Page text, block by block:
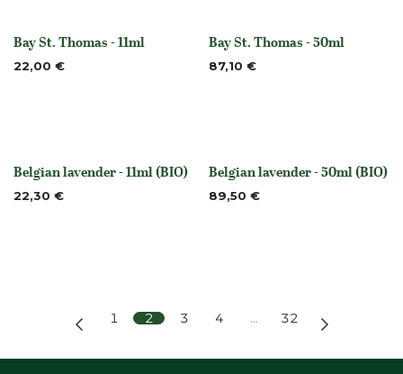
None
Bay St. Thomas - 11ml
22,00 € None
Bay St. Thomas - 50ml
87,10 €
Nicht vorrättig
Belgian lavender - 11ml (BIO)
22,30 € None
Belgian lavender - 50ml (BIO)
89,50 €
1 2 3 4 … 32